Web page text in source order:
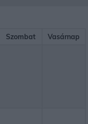
Szombat Vasárnap